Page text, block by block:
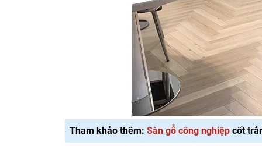
Tham khảo thêm: Sàn gỗ công nghiệp cốt